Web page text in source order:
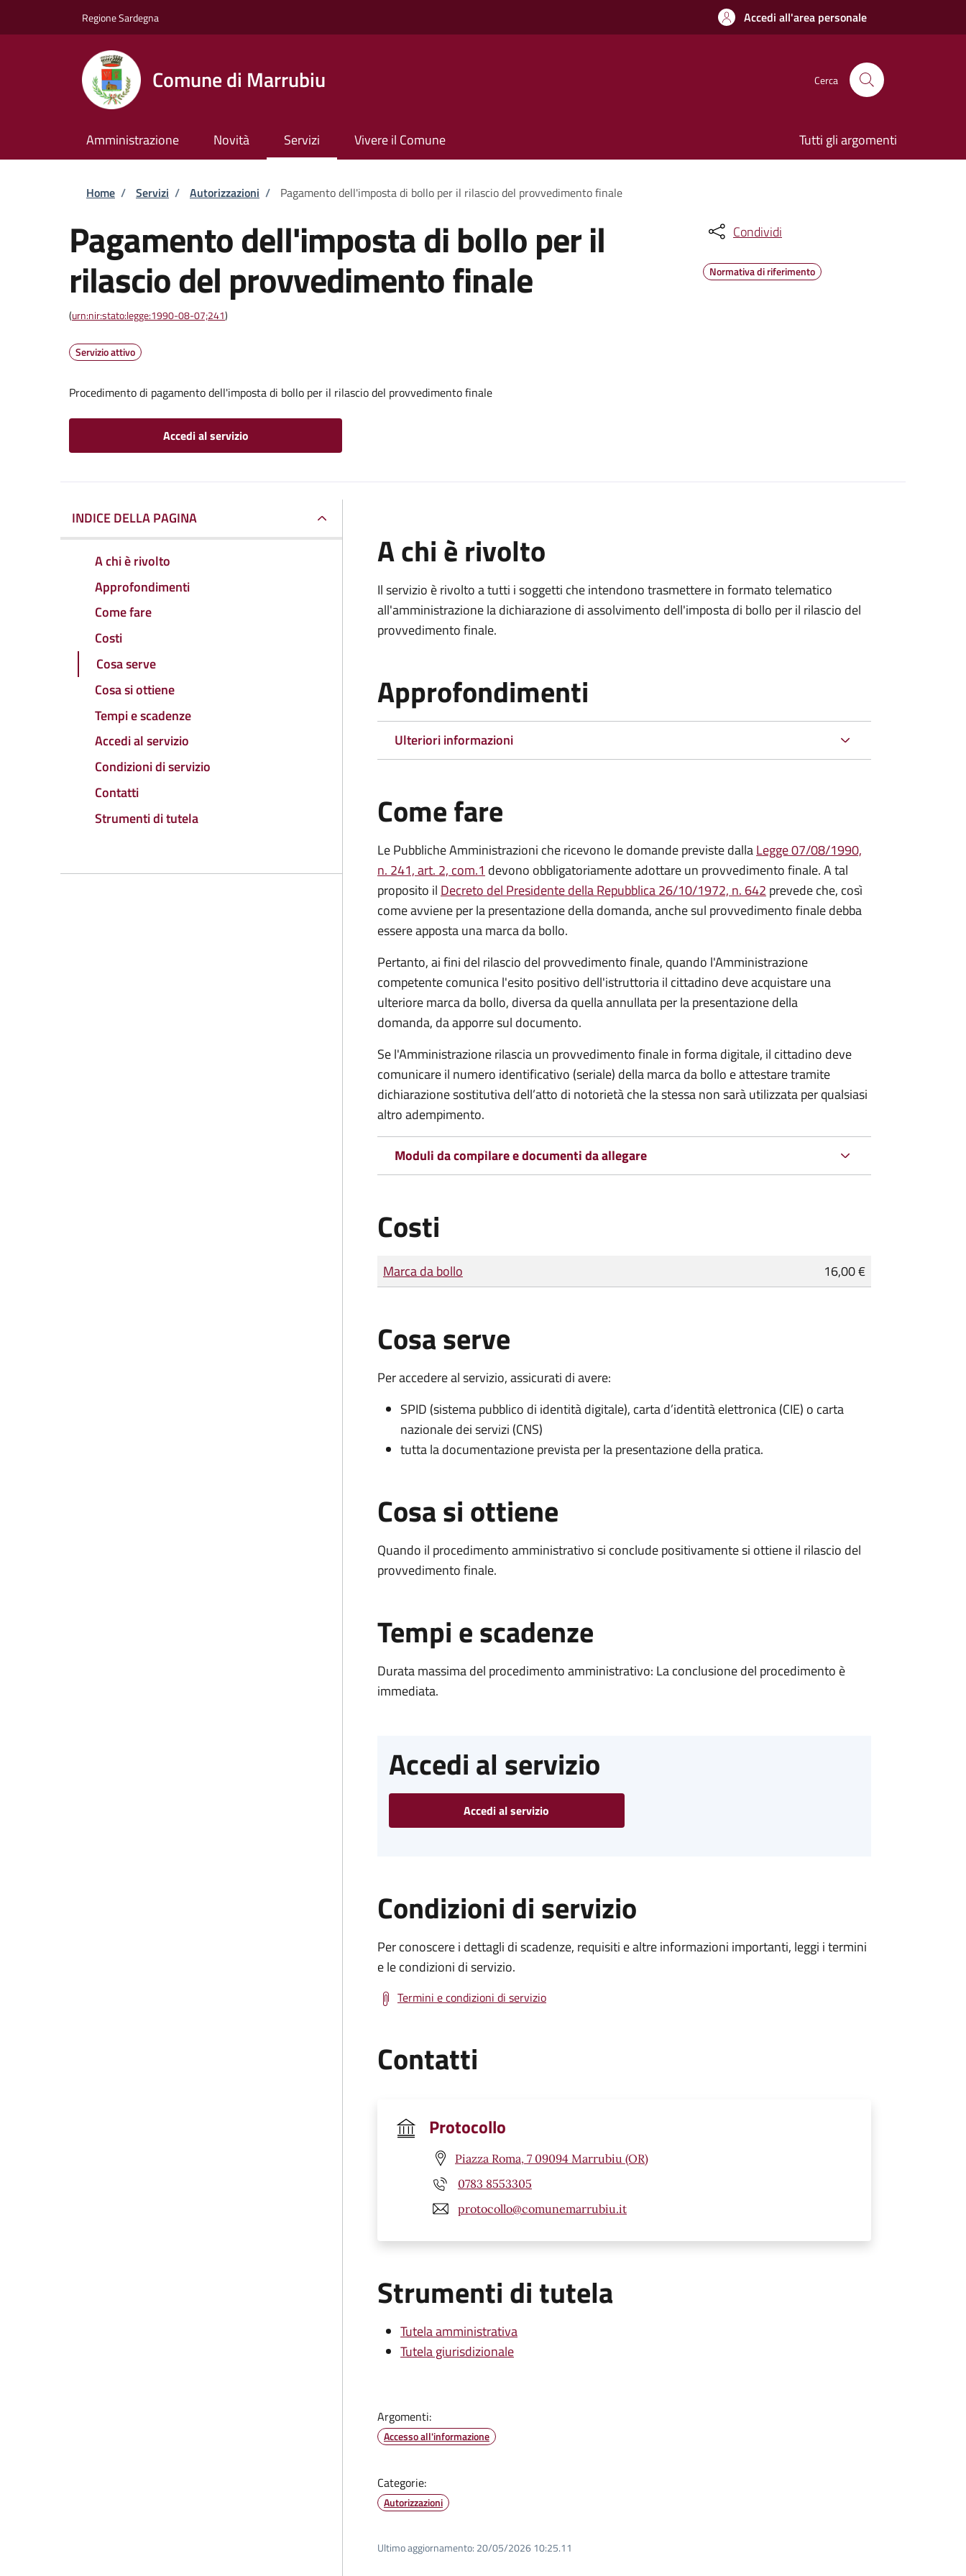
Regione Sardegna Accedi all'area personale
Comune di Marrubiu Cerca
Amministrazione Novità Servizi Vivere il Comune Tutti gli argomenti
Briciole di pane
Home / Servizi / Autorizzazioni / Pagamento dell'imposta di bollo per il rilascio del provvedimento finale
Pagamento dell'imposta di bollo per il
rilascio del provvedimento finale
(urn:nir:stato:legge:1990-08-07;241)
Servizio attivo
Procedimento di pagamento dell'imposta di bollo per il rilascio del provvedimento finale
Accedi al servizio
Condividi
Normativa di riferimento
INDICE DELLA PAGINA
A chi è rivolto
Approfondimenti
Come fare
Costi
Cosa serve
Cosa si ottiene
Tempi e scadenze
Accedi al servizio
Condizioni di servizio
Contatti
Strumenti di tutela
A chi è rivolto
Il servizio è rivolto a tutti i soggetti che intendono trasmettere in formato telematico
all'amministrazione la dichiarazione di assolvimento dell'imposta di bollo per il rilascio del
provvedimento finale.
Approfondimenti
Ulteriori informazioni
Come fare
Le Pubbliche Amministrazioni che ricevono le domande previste dallaLegge 07/08/1990,
n. 241, art. 2, com.1 devono obbligatoriamente adottare un provvedimento finale. A tal
proposito il Decreto del Presidente della Repubblica 26/10/1972, n. 642 prevede che, così
come avviene per la presentazione della domanda, anche sul provvedimento finale debba
essere apposta una marca da bollo.
Pertanto, ai fini del rilascio del provvedimento finale, quando l'Amministrazione
competente comunica l'esito positivo dell'istruttoria il cittadino deve acquistare una
ulteriore marca da bollo, diversa da quella annullata per la presentazione della
domanda, da apporre sul documento.
Se l'Amministrazione rilascia un provvedimento finale in forma digitale, il cittadino deve
comunicare il numero identificativo (seriale) della marca da bollo e attestare tramite
dichiarazione sostitutiva dell’atto di notorietà che la stessa non sarà utilizzata per qualsiasi
altro adempimento.
Moduli da compilare e documenti da allegare
Costi
Tipo di pagamento
Importo
Marca da bollo 16,00 €
Cosa serve
Per accedere al servizio, assicurati di avere:
SPID (sistema pubblico di identità digitale), carta d’identità elettronica (CIE) o carta
nazionale dei servizi (CNS)
tutta la documentazione prevista per la presentazione della pratica.
Cosa si ottiene
Quando il procedimento amministrativo si conclude positivamente si ottiene il rilascio del
provvedimento finale.
Tempi e scadenze
Durata massima del procedimento amministrativo: La conclusione del procedimento è
immediata.
Accedi al servizio
Accedi al servizio
Condizioni di servizio
Per conoscere i dettagli di scadenze, requisiti e altre informazioni importanti, leggi i termini
e le condizioni di servizio.
Termini e condizioni di servizio
Contatti
Protocollo
Piazza Roma, 7 09094 Marrubiu (OR)
0783 8553305
protocollo@comunemarrubiu.it
Strumenti di tutela
Tutela amministrativa
Tutela giurisdizionale
Argomenti:
Accesso all'informazione
Categorie:
Autorizzazioni
Ultimo aggiornamento: 20/05/2026 10:25.11